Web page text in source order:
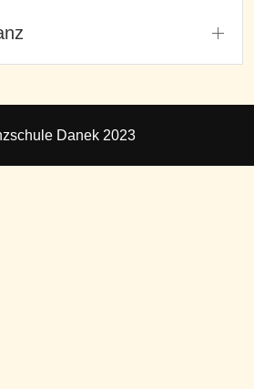
Danek 2023